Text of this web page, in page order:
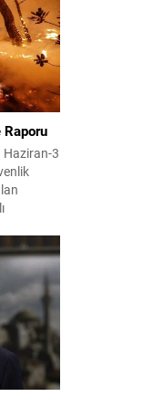
Raporu
Haziran-3